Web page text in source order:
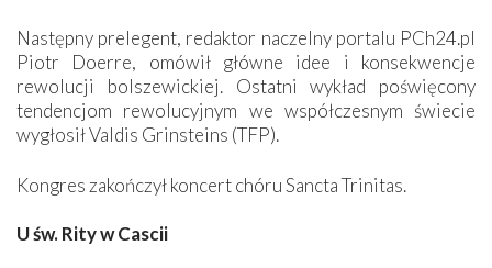
Następny prelegent, redaktor naczelny portalu PCh24.pl
Piotr Doerre, omówił główne idee i konsekwencje
rewolucji bolszewickiej. Ostatni wykład poświęcony
tendencjom rewolucyjnym we współczesnym świecie
wygłosił Valdis Grinsteins (TFP).
Kongres zakończył koncert chóru Sancta Trinitas.
U św. Rity w Cascii